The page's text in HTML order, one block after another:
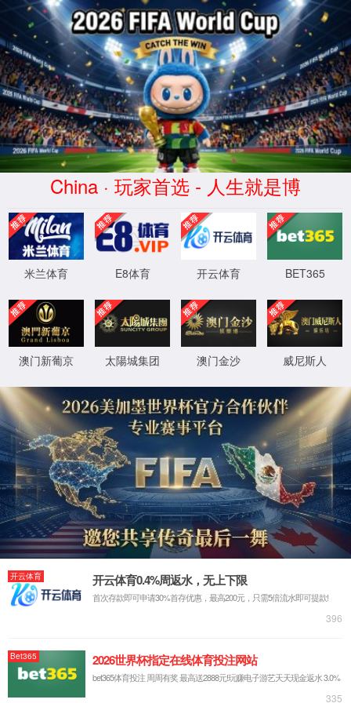
模块不存在:vodplay
ThinkPHP V5.0.24 { 十年磨一剑-为API开发设计的高性能框架 }
XML 地图